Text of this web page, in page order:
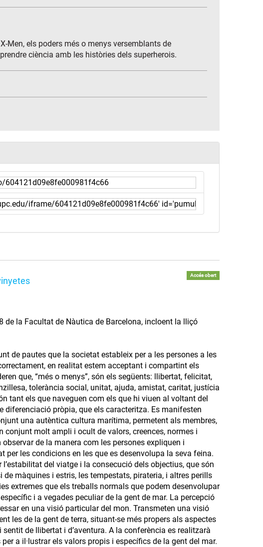
Men, els poders més o menys versemblants de
ciència amb les històries dels superherois.
Accés obert
la Facultat de Nàutica de Barcelona, incloent la lliçó
de pautes que la societat estableix per a les persones a les
en realitat estem acceptant i compartint els
que, “més o menys”, són els següents: llibertat, felicitat,
tolerància social, unitat, ajuda, amistat, caritat, justícia
tant els que naveguen com els que hi viuen al voltant del
pròpia, que els caracteritza. Es manifesten
una autèntica cultura marítima, permetent als membres,
conjunt molt ampli i ocult de valors, creences, normes i
de la manera com les persones expliquen i
les condicions en les que es desenvolupa la seva feina.
del viatge i la consecució dels objectius, que són
màquines i estris, les tempestats, pirateria, i altres perills
extremes que els treballs normals que podem desenvolupar
i a vegades peculiar de la gent de mar. La percepció
en una visió particular del mon. Transmeten una visió
les de la gent de terra, situant-se més propers als aspectes
de llibertat i d’aventura. A la conferència es realitzarà
a il·lustrar els valors propis i específics de la gent del mar.